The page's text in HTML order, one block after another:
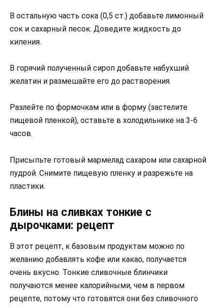
В остальную часть сока (0,5 ст.) добавьте лимонный
сок и сахарный песок. Доведите жидкость до
кипения.
В горячий полученный сироп добавьте набухший
желатин и размешайте его до растворения.
Разлейте по формочкам или в форму (застелите
пищевой пленкой), оставьте в холодильнике на 3-6
часов.
Присыпьте готовый мармелад сахаром или сахарной
пудрой. Снимите пищевую пленку и разрежьте на
пластики.
Блины на сливках тонкие с
дырочками: рецепт
В этот рецепт, к базовым продуктам можно по
желанию добавлять кофе или какао, получается
очень вкусно. Тонкие сливочные блинчики
получаются менее калорийными, чем в первом
рецепте, потому что готовятся они без сливочного